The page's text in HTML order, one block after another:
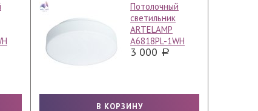
Потолочный
светильник
ARTELAMP
A6818PL-1WH
3 000